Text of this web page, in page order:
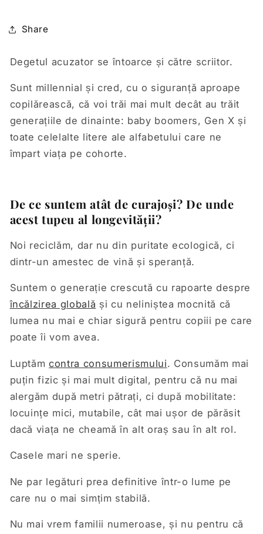
Share
Degetul acuzator se întoarce și către scriitor.
Sunt millennial și cred, cu o siguranță aproape
copilărească, că voi trăi mai mult decât au trăit
generațiile de dinainte: baby boomers, Gen X și
toate celelalte litere ale alfabetului care ne
împart viața pe cohorte.
De ce suntem atât de curajoși? De unde
acest tupeu al longevității?
Noi reciclăm, dar nu din puritate ecologică, ci
dintr-un amestec de vină și speranță.
Suntem o generație crescută cu rapoarte despre
încălzirea globală și cu neliniștea mocnită că
lumea nu mai e chiar sigură pentru copiii pe care
poate îi vom avea.
Luptămcontra consumerismului. Consumăm mai
puțin fizic și mai mult digital, pentru că nu mai
alergăm după metri pătrați, ci după mobilitate:
locuințe mici, mutabile, cât mai ușor de părăsit
dacă viața ne cheamă în alt oraș sau în alt rol.
Casele mari ne sperie.
Ne par legături prea definitive într-o lume pe
care nu o mai simțim stabilă.
Nu mai vrem familii numeroase, și nu pentru că